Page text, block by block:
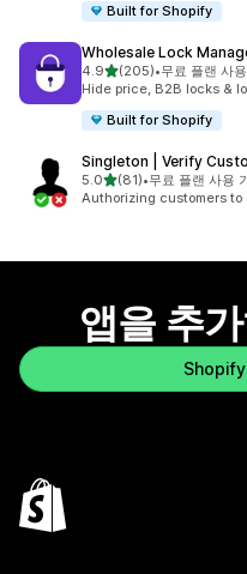
Built for Shopify
Wholesale Lock
4.9별 5개 중
(205)
총 리뷰 205개
•무료 플랜 사
Hide price, B2B locks &
Built for Shopify
Singleton | Verify
5.0별 5개 중
(81)
총 리뷰 81개
•무료 플랜 사용
Authorizing customers
앱을 추
Shopify